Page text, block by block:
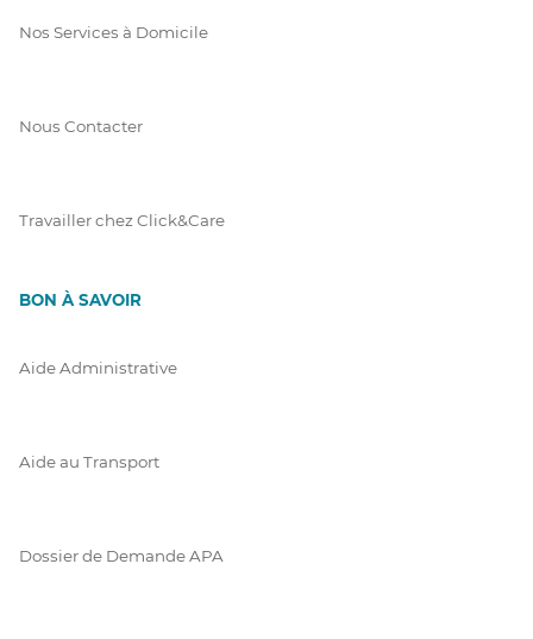
Nos Services à Domicile
Nous Contacter
Travailler chez Click&Care
BON À SAVOIR
Aide Administrative
Aide au Transport
Dossier de Demande APA